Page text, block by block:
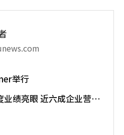
举行
绩亮眼 近六成企业营业